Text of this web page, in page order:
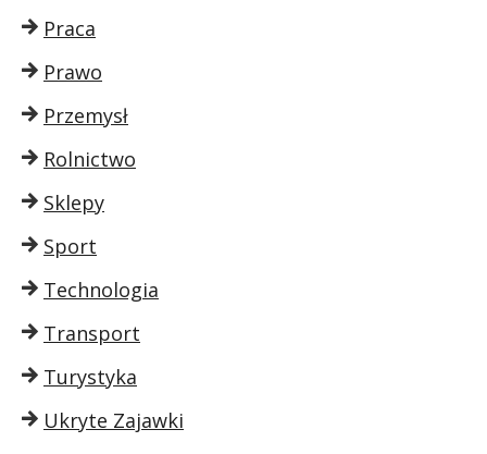
Praca
Prawo
Przemysł
Rolnictwo
Sklepy
Sport
Technologia
Transport
Turystyka
Ukryte Zajawki